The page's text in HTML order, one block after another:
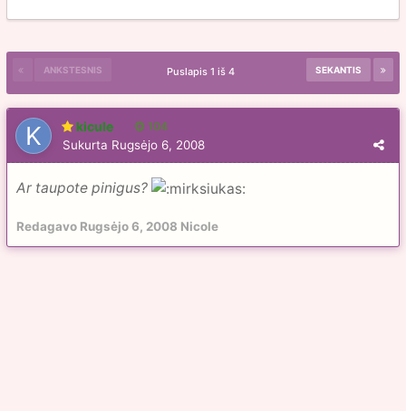
ANKSTESNIS SEKANTIS
Puslapis 1 iš 4
kicule 104
Sukurta Rugsėjo 6, 2008
Ar taupote pinigus?
Redagavo Rugsėjo 6, 2008 Nicole